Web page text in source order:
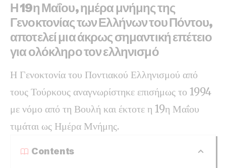
Η 19η Μαΐου, ημέρα μνήμης της
Γενοκτονίας των Ελλήνων του Πόντου,
αποτελεί μια άκρως σημαντική επέτειο
για ολόκληρο τον ελληνισμό
Η Γενοκτονία του Ποντιακού Ελληνισμού από
τους Τούρκους αναγνωρίστηκε επισήμως το 1994
με νόμο από τη Βουλή και έκτοτε η 19η Μαΐου
τιμάται ως Ημέρα Μνήμης.
Contents